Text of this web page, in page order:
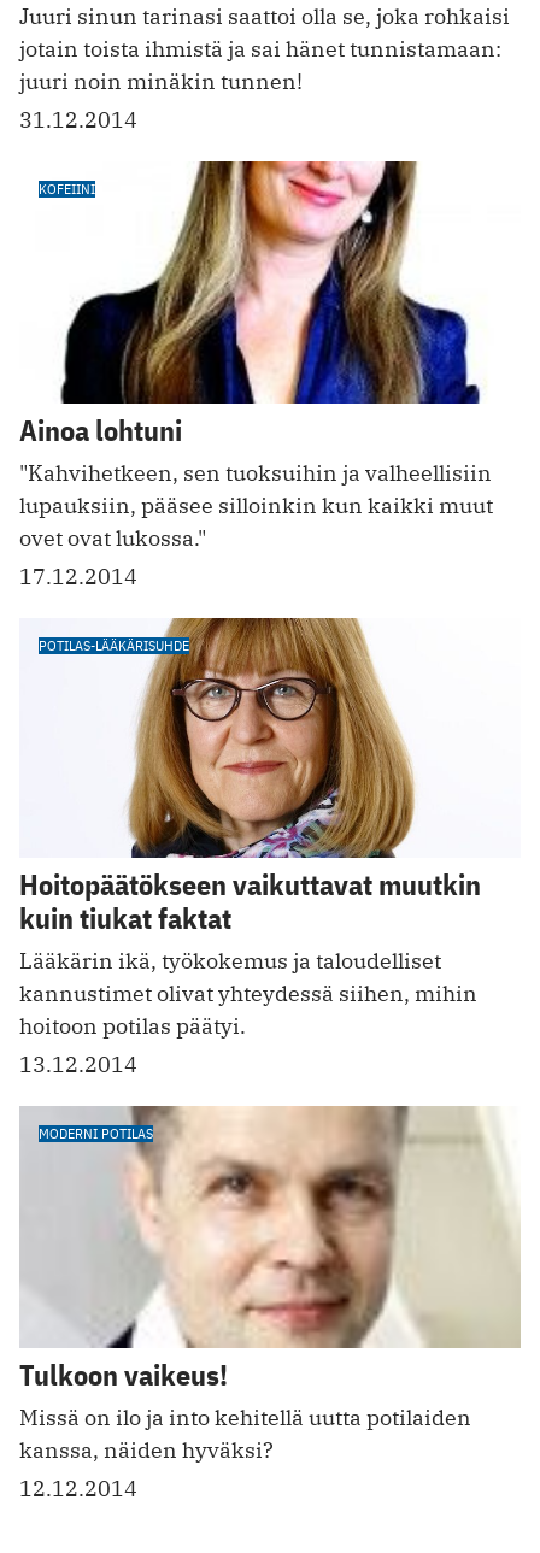
Juuri sinun tarinasi saattoi olla se, joka rohkaisi
jotain toista ihmistä ja sai hänet tunnistamaan:
juuri noin minäkin tunnen!
31.12.2014
KOFEIINI
Ainoa lohtuni
"Kahvihetkeen, sen tuoksuihin ja valheellisiin
lupauksiin, pääsee silloinkin kun kaikki muut
ovet ovat lukossa."
17.12.2014
POTILAS-LÄÄKÄRISUHDE
Hoitopäätökseen vaikuttavat muutkin
kuin tiukat faktat
Lääkärin ikä, työkokemus ja taloudelliset
kannustimet olivat yhteydessä siihen, mihin
hoitoon potilas päätyi.
13.12.2014
MODERNI POTILAS
Tulkoon vaikeus!
Missä on ilo ja into kehitellä uutta potilaiden
kanssa, näiden hyväksi?
12.12.2014